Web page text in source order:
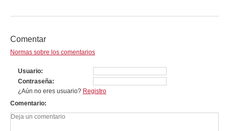
Comentar
Normas sobre los comentarios
Usuario
Contraseña
¿Aún no eres usuario? Registro
Comentario